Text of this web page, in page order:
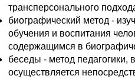
трансперсонального
биографический метод -
обучения и воспитания
содержащимся в
беседы - метод педагогики,
осуществляется